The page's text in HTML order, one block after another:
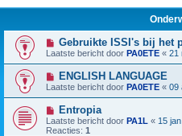
Gebruikte ISSI's bij het
Laatste bericht door PA0ETE « 21
ENGLISH LANGUAGE
Laatste bericht door PA0ETE « 09
Entropia
Laatste bericht door PA1L « 15
Reacties: 1